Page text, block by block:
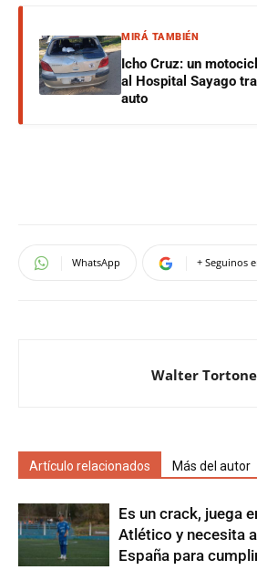
MIRÁ TAMBIÉN
Icho Cruz: un
al Hospital Sayago
auto
WhatsApp + Seguinos
Walter Tortone
Artículo relacionados Más del autor
Es un crack, juega
Atlético y necesita
España para